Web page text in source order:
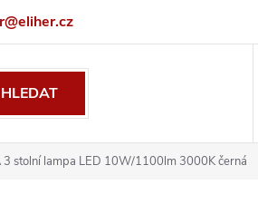
Specialista na Bordeaux
HLEDAT
3 stolní lampa LED 10W/1100lm 3000K černá